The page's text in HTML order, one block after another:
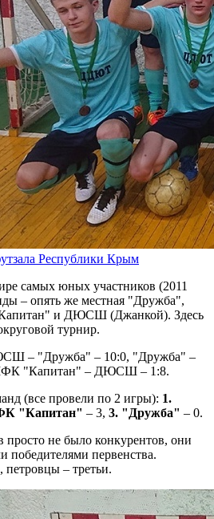
Республики Крым
самых юных участников (2011
– опять же местная "Дружба",
и ДЮСШ (Джанкой). Здесь
турнир.
– "Дружба" – 10:0, "Дружба" –
"Капитан" – ДЮСШ – 1:8.
(все провели по 2 игры): 1.
"Капитан" – 3, 3. "Дружба" – 0.
не было конкурентов, они
победителями первенства.
– третьи.